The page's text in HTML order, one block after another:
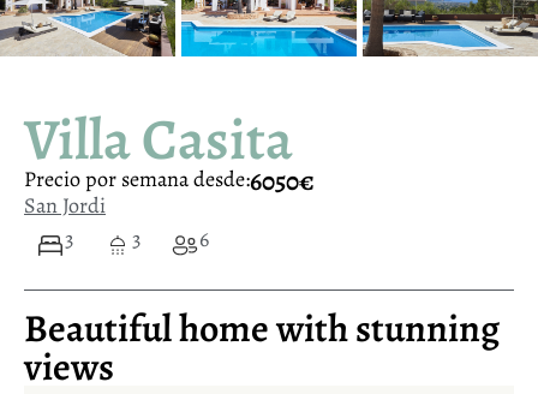
Villa Casita
Precio por semana desde:6050€
San Jordi
3
3 6
Beautiful home with stunning
views